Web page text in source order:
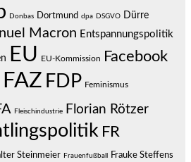
Donbas Dortmund dpa DSGVO Dürre
Macron Entspannungspolitik
EU EU-Kommission Facebook
FAZ FDP Feminismus
Fleischindustrie Florian Rötzer
FR
Steinmeier Frauenfußball Frauke Steffens